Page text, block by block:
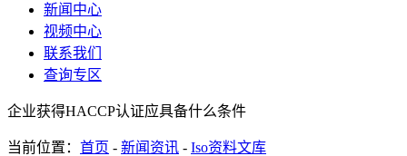
新闻中心
视频中心
联系我们
查询专区
企业获得HACCP认证应具备什么条件
当前位置： 首页 - 新闻资讯 - Iso资料文库